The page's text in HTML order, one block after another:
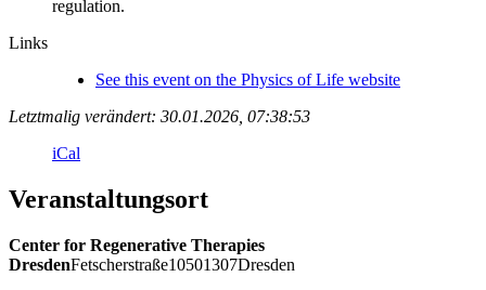
regulation.
Links
See this event on the Physics of Life website
Letztmalig verändert: 30.01.2026, 07:38:53
iCal
Veranstaltungsort
Center for Regenerative Therapies
DresdenFetscherstraße10501307Dresden